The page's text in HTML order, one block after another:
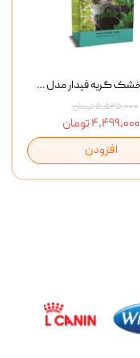
غذای خشک گربه فیدار مدل Adult وزن 10 کیلوگرم
۵,۵۲۵,۰۰۰ تومان
۴,۴۹۹,۰۰۰ تومان
افزودن